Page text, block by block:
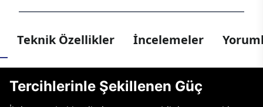
Teknik Özellikler İncelemeler
Tercihlerinle Şekillenen Güç